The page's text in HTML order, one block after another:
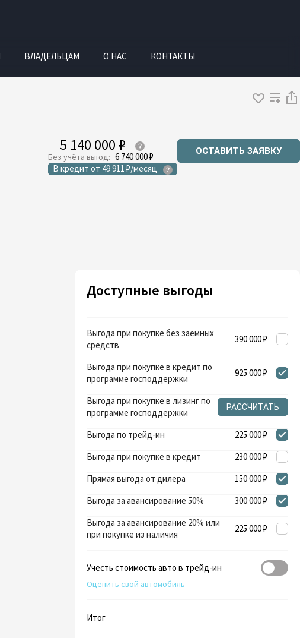
ВЛАДЕЛЬЦАМ О НАС КОНТАКТЫ
5 140 000 ₽
Без учёта выгод: 6 740 000 ₽
В кредит от 49 911 ₽/месяц
ОСТАВИТЬ ЗАЯВКУ
Доступные выгоды
Выгода при покупке без заемных
средств
390 000 ₽
Выгода при покупке в кредит по
программе господдержки
925 000 ₽
Выгода при покупке в лизинг по
программе господдержки
РАССЧИТАТЬ
Выгода по трейд-ин
225 000 ₽
Выгода при покупке в кредит
230 000 ₽
Прямая выгода от дилера
150 000 ₽
Выгода за авансирование 50%
300 000 ₽
Выгода за авансирование 20% или
при покупке из наличия
225 000 ₽
Учесть стоимость авто в трейд-ин
Оценить свой автомобиль
Итог